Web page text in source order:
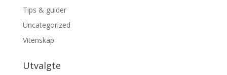
Tips & guider
Uncategorized
Vitenskap
Utvalgte